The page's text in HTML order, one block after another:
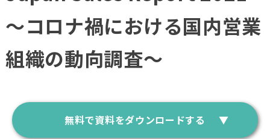
〜コロナ禍における国内営業
組織の動向調査〜
無料で資料をダウンロードする